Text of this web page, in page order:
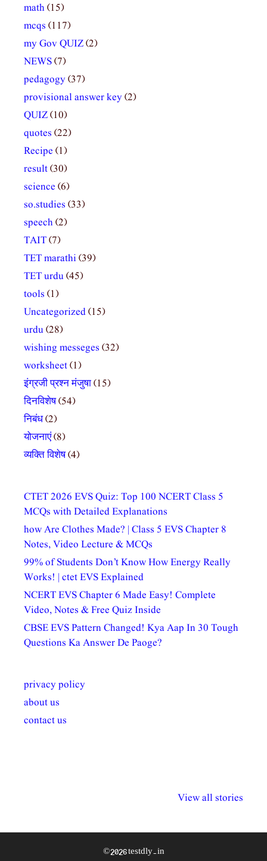
math(15)
mcqs (117)
my Gov QUIZ(2)
NEWS(7)
pedagogy(37)
provisional answer key(2)
QUIZ(10)
quotes (22)
Recipe (1)
result(30)
science (6)
so.studies (33)
speech(2)
TAIT(7)
TET marathi(39)
TET urdu(45)
tools (1)
Uncategorized(15)
urdu(28)
wishing messeges (32)
worksheet(1)
इंग्रजी प्रश्न मंजुषा(15)
दिनविशेष(54)
निबंध(2)
योजनाएं(8)
व्यक्ति विशेष(4)
CTET 2026 EVS Quiz: Top 100 NCERT Class 5
MCQs with Detailed Explanations
how Are Clothes Made? | Class 5 EVS Chapter 8
Notes, Video Lecture & MCQs
99% of Students Don’t Know How Energy Really
Works! | ctet EVS Explained
NCERT EVS Chapter 6 Made Easy! Complete
Video, Notes & Free Quiz Inside
CBSE EVS Pattern Changed! Kya Aap In 30 Tough
Questions Ka Answer De Paoge?
privacy policy
about us
contact us
View all stories
अधिकार दिवस| 18
वर्षातील
© 2026 testdly.in